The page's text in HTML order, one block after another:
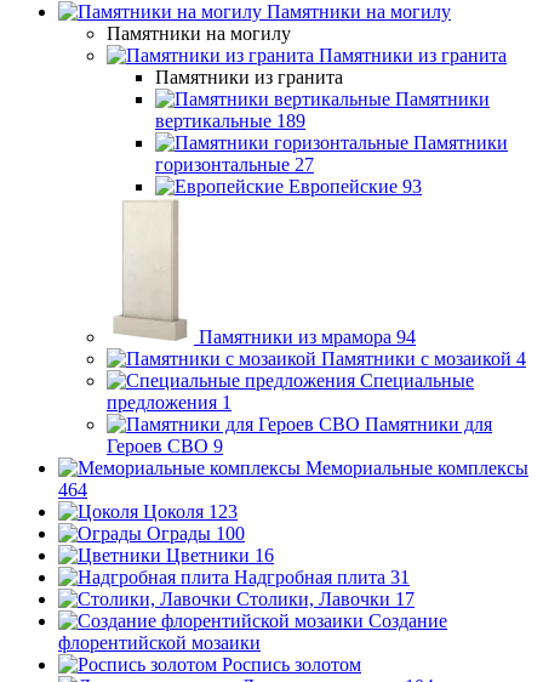
Памятники на могилу
Памятники на могилу
Памятники из гранита
Памятники из гранита
Памятники
вертикальные 189
Памятники
горизонтальные 27
Европейские 93
Памятники из мрамора 94
Памятники с мозаикой 4
Специальные
предложения 1
Памятники для
Героев СВО 9
Мемориальные комплексы
464
Цоколя 123
Ограды 100
Цветники 16
Надгробная плита 31
Столики, Лавочки 17
Создание
флорентийской мозаики
Роспись золотом